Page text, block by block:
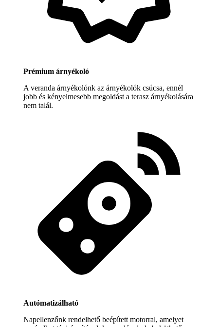
Prémium árnyékoló
A veranda árnyékolónk az árnyékolók csúcsa, ennél
jobb és kényelmesebb megoldást a terasz árnyékolására
nem talál.
Autómatizálható
Napellenzőnk rendelhető beépített motorral, amelyet